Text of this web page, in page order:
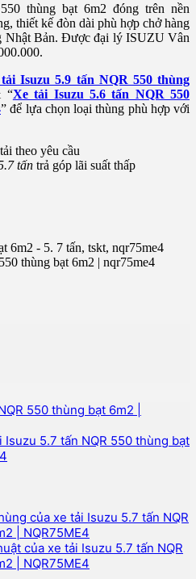
thùng bạt 6m2 đóng trên nền
thiết kế đòn dài phù hợp chở hàng
Nhật Bản. Được đại lý ISUZU Vân
Isuzu 5.9 tấn NQR 550 thùng
“Xe tải Isuzu 5.6 tấn NQR 550
” để lựa chọn loại thùng phù hợp với
theo yêu cầu
tấn trả góp lãi suất thấp
thùng bạt 6m2 | nqr75me4
550 thùng bạt 6m2 |
Isuzu 5.7 tấn NQR 550 thùng bạt
của xe tải Isuzu 5.7 tấn NQR
| NQR75ME4
của xe tải Isuzu 5.7 tấn NQR
| NQR75ME4